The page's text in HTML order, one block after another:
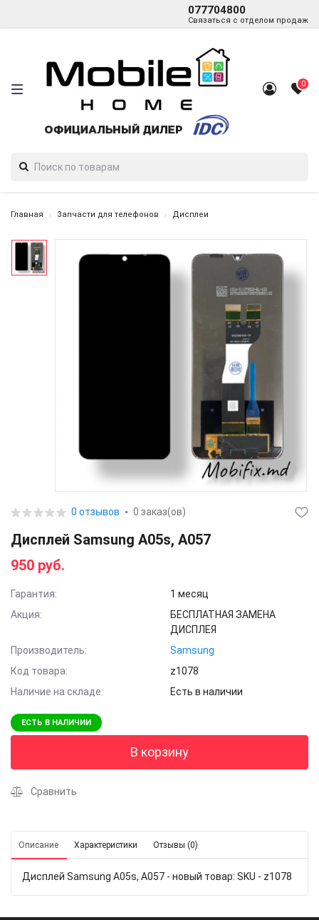
077704800
Связаться с отделом продаж
0
Главная Запчасти для телефонов Дисплеи
0 отзывов 0 заказ(ов)
Дисплей Samsung A05s, A057
950 руб.
Гарантия:
1 месяц
Акция:
БЕСПЛАТНАЯ ЗАМЕНА
ДИСПЛЕЯ
Производитель:
Samsung
Код товара:
z1078
Наличие на складе:
Есть в наличии
ЕСТЬ В НАЛИЧИИ
В корзину
Сравнить
Описание Характеристики Отзывы (0)
Дисплей Samsung A05s, A057 - новый товар: SKU - z1078